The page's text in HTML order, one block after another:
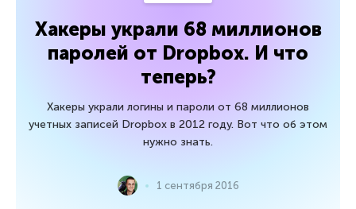
Хакеры украли 68 миллионов
паролей от Dropbox. И что
теперь?
Хакеры украли логины и пароли от 68 миллионов
учетных записей Dropbox в 2012 году. Вот что об этом
нужно знать.
1 сентября 2016